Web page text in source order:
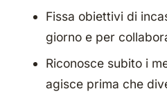
Fissa obiettivi di
giorno e per
Riconosce subito i
agisce prima che